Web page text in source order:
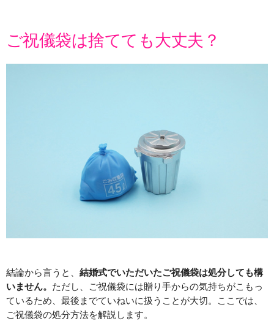
ご祝儀袋は捨てても大丈夫？
結論から言うと、 結婚式でいただいたご祝儀袋は処分しても構
いません。 ただし、ご祝儀袋には贈り手からの気持ちがこもっ
ているため、最後までていねいに扱うことが大切。ここでは、
ご祝儀袋の処分方法を解説します。